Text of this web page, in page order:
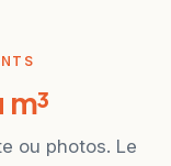
m³
ou photos. Le